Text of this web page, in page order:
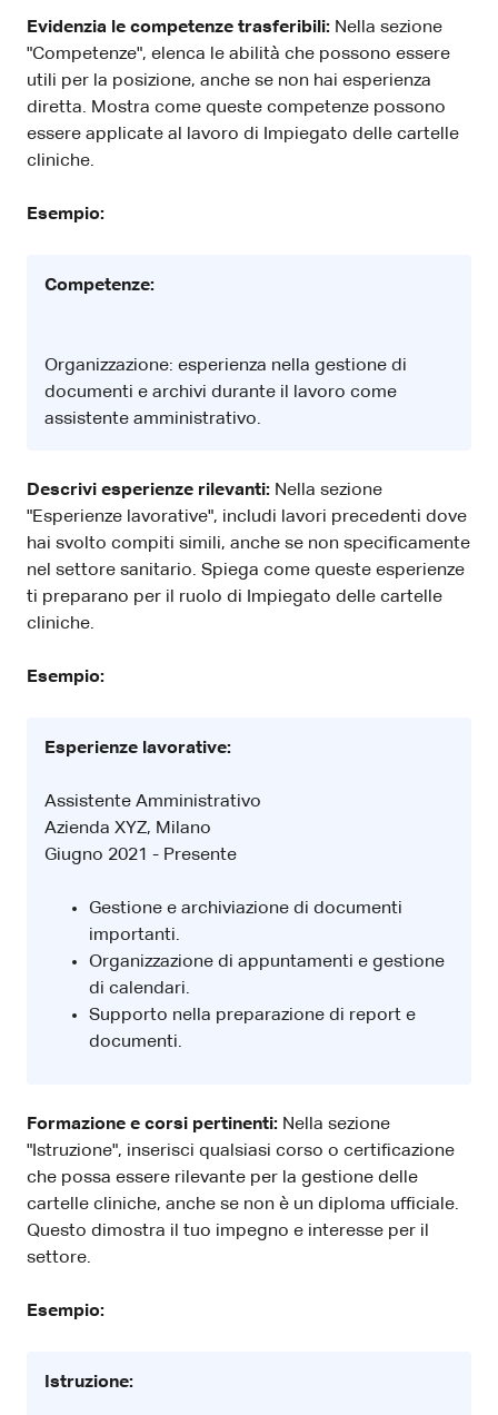
Evidenzia le competenze trasferibili: Nella sezione
"Competenze", elenca le abilità che possono essere
utili per la posizione, anche se non hai esperienza
diretta. Mostra come queste competenze possono
essere applicate al lavoro di Impiegato delle cartelle
cliniche.
Esempio:
Competenze:
Organizzazione: esperienza nella gestione di
documenti e archivi durante il lavoro come
assistente amministrativo.
Descrivi esperienze rilevanti: Nella sezione
"Esperienze lavorative", includi lavori precedenti dove
hai svolto compiti simili, anche se non specificamente
nel settore sanitario. Spiega come queste esperienze
ti preparano per il ruolo di Impiegato delle cartelle
cliniche.
Esempio:
Esperienze lavorative:
Assistente Amministrativo
Azienda XYZ, Milano
Giugno 2021 - Presente
Gestione e archiviazione di documenti
importanti.
Organizzazione di appuntamenti e gestione
di calendari.
Supporto nella preparazione di report e
documenti.
Formazione e corsi pertinenti: Nella sezione
"Istruzione", inserisci qualsiasi corso o certificazione
che possa essere rilevante per la gestione delle
cartelle cliniche, anche se non è un diploma ufficiale.
Questo dimostra il tuo impegno e interesse per il
settore.
Esempio:
Istruzione: